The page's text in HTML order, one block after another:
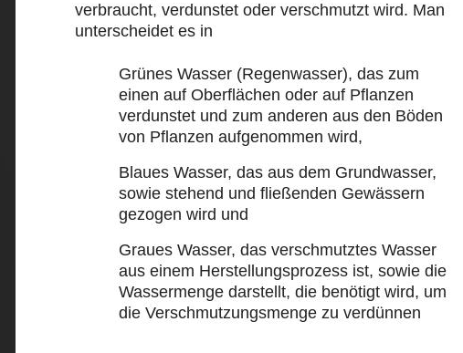
verbraucht, verdunstet oder verschmutzt wird. Man
unterscheidet es in
Grünes Wasser (Regenwasser), das zum
einen auf Oberflächen oder auf Pflanzen
verdunstet und zum anderen aus den Böden
von Pflanzen aufgenommen wird,
Blaues Wasser, das aus dem Grundwasser,
sowie stehend und fließenden Gewässern
gezogen wird und
Graues Wasser, das verschmutztes Wasser
aus einem Herstellungsprozess ist, sowie die
Wassermenge darstellt, die benötigt wird, um
die Verschmutzungsmenge zu verdünnen